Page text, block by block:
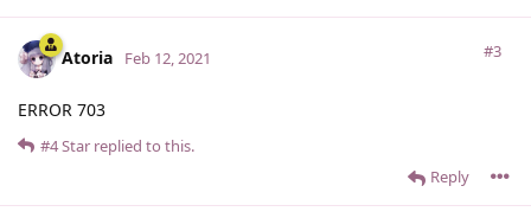
Atoria #3
Feb 12, 2021
ERROR 703
Reply
#4Star replied to this.